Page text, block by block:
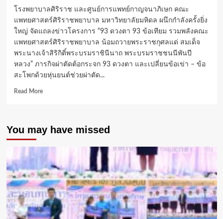
โรงพยาบาลศิริราช และศูนย์การแพทย์กาญจนาภิเษก คณะ
แพทยศาสตร์ศิริราชพยาบาล มหาวิทยาลัยมหิดล ผนึกกำลังครั้งยิ่ง
ใหญ่ จัดแถลงข่าวโครงการ “93 ดวงตา 93 ข้อเทียม รวมพลังคณะ
แพทยศาสตร์ศิริราชพยาบาล น้อมถวายพระราชกุศลแด่ สมเด็จ
พระนางเจ้าสิริกิติ์พระบรมราชินีนาถ พระบรมราชชนนีพันปี
หลวง” ภารกิจผ่าตัดต้อกระจก 93 ดวงตา และเปลี่ยนข้อเข่า – ข้อ
สะโพกด้วยหุ่นยนต์ช่วยผ่าตัด...
Read MoreRead
ศูนย์
การ
แพทย์
ภิเษก’
ร่วม
จัด
โครงการ
“93
ดวงตา
You may have missed